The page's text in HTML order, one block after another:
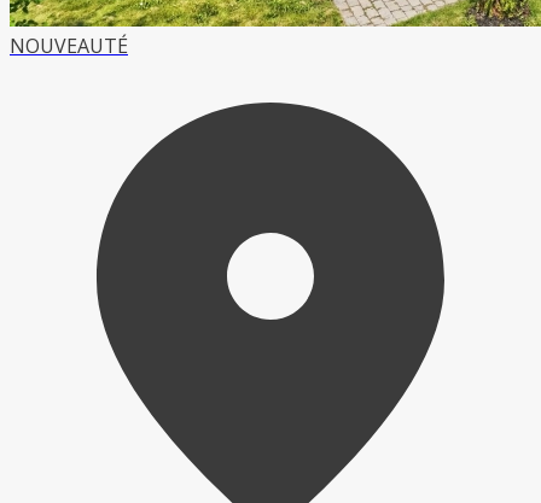
NOUVEAUTÉ